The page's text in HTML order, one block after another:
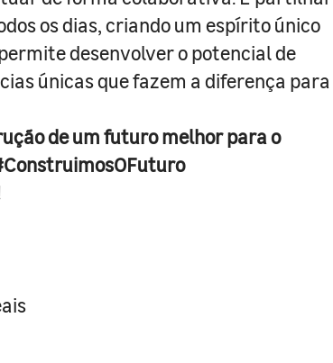
os dias, criando um espírito único
desenvolver o potencial de
únicas que fazem a diferença para
de um futuro melhor para o